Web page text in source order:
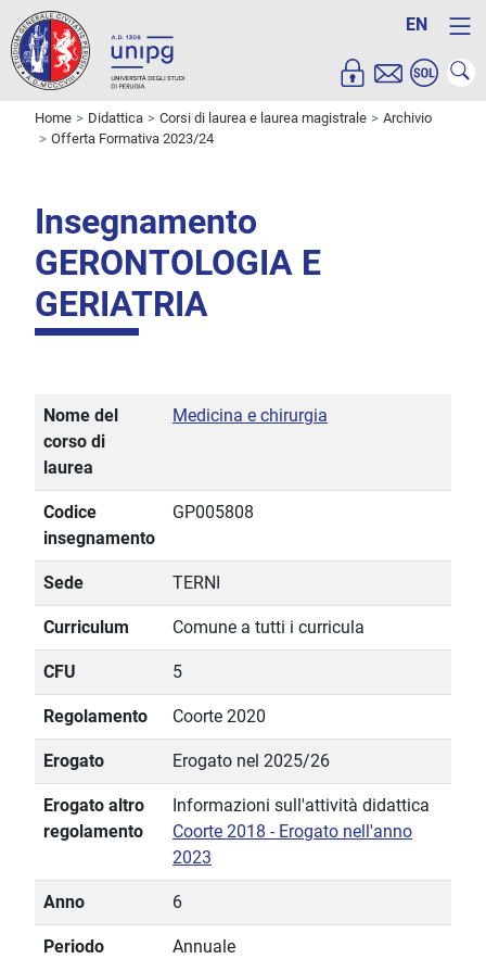
EN
Home Didattica Corsi di laurea e laurea magistrale
Archivio
Offerta Formativa 2023/24
Insegnamento
GERONTOLOGIA E
GERIATRIA
Nome del
corso di
laurea
Medicina e chirurgia
Codice
insegnamento
GP005808
Sede TERNI
Curriculum Comune a tutti i curricula
CFU 5
Regolamento Coorte 2020
Erogato Erogato nel 2025/26
Erogato altro
regolamento
Informazioni sull'attività didattica
Coorte 2018 - Erogato nell'anno
2023
Anno 6
Periodo Annuale